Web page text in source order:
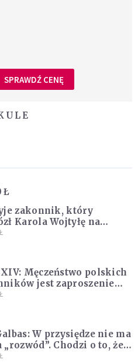
SPRAWDŹ CENĘ
zakonnik, który
Karola Wojtyłę na
Jan Paweł II nazywał
Męczeństwo polskich
jest zaproszeniem
i misji całego
W przysiędze nie ma
„rozwód”. Chodzi o to, że
opuszczę”